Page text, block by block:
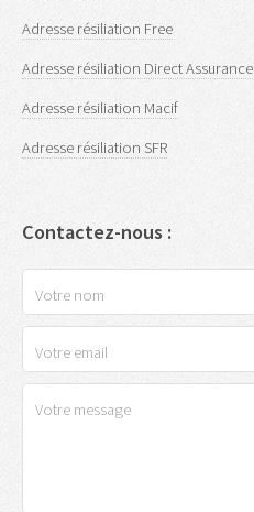
Adresse résiliation Free
Adresse résiliation Direct Assurance
Adresse résiliation Macif
Adresse résiliation SFR
Contactez-nous :